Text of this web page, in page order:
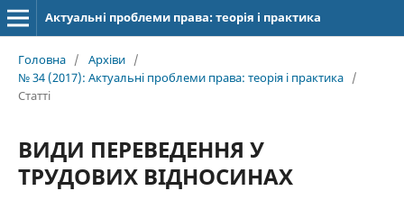
Актуальні проблеми права: теорія і практика
Головна / Архіви /
№ 34 (2017): Актуальні проблеми права: теорія і практика /
Статті
ВИДИ ПЕРЕВЕДЕННЯ У
ТРУДОВИХ ВІДНОСИНАХ